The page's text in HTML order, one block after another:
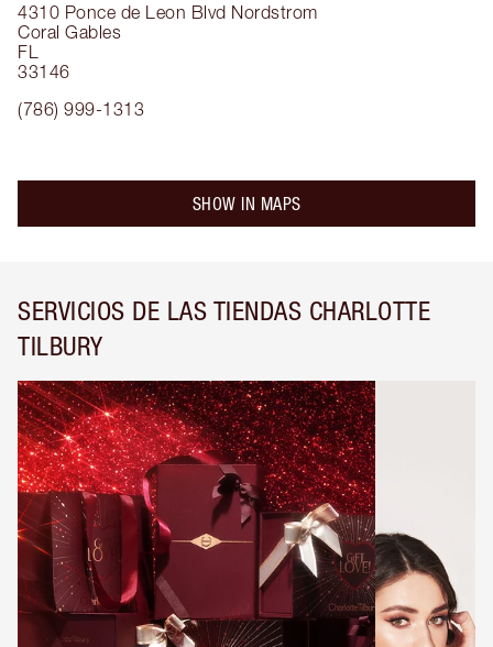
4310 Ponce de Leon Blvd Nordstrom
Coral Gables
FL
33146
(786) 999-1313
SHOW IN MAPS
SERVICIOS DE LAS TIENDAS CHARLOTTE
TILBURY